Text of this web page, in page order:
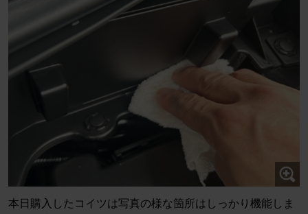
本日購入したコイツは写真の様な箇所はしっかり機能しま